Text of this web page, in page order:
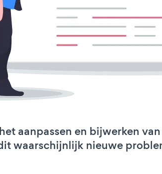
aanpassen en bijwerken
waarschijnlijk nieuwe